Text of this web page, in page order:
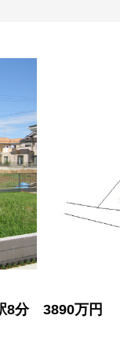
8分 3890万円